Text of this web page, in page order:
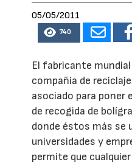
05/05/2011
740
El fabricante
compañía de
asociado para poner
de recogida de
donde éstos más se
universidades y
permite que